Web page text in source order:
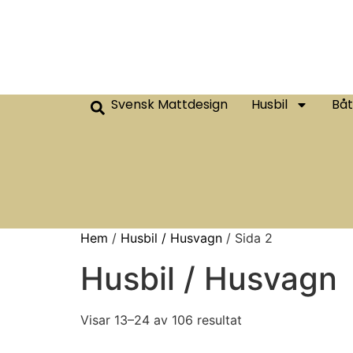
Svensk Mattdesign Husbil Båt
Hem / Husbil / Husvagn / Sida 2
Husbil / Husvagn
Visar 13–24 av 106 resultat